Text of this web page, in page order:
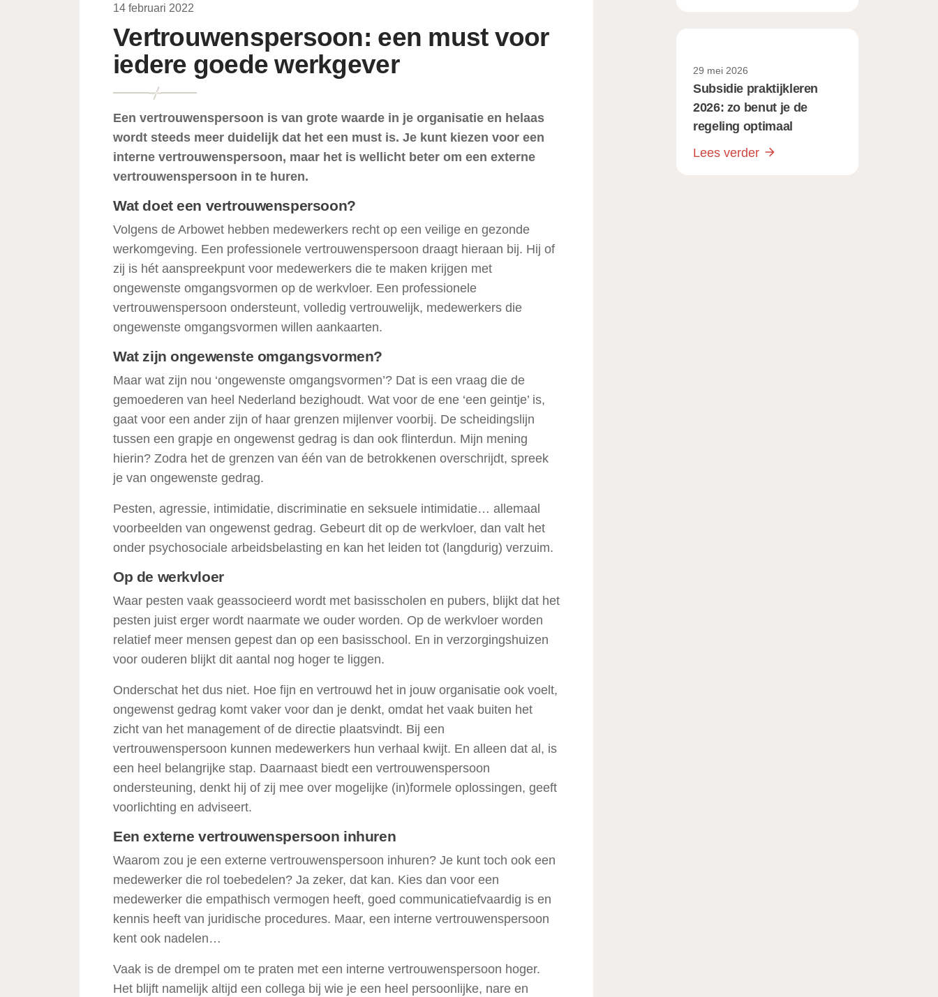
14 februari 2022
Vertrouwenspersoon: een must voor
iedere goede werkgever
Een vertrouwenspersoon is van grote waarde in je organisatie en helaas
wordt steeds meer duidelijk dat het een must is. Je kunt kiezen voor een
interne vertrouwenspersoon, maar het is wellicht beter om een externe
vertrouwenspersoon in te huren.
Wat doet een vertrouwenspersoon?
Volgens de Arbowet hebben medewerkers recht op een veilige en gezonde
werkomgeving. Een professionele vertrouwenspersoon draagt hieraan bij. Hij of
zij is hét aanspreekpunt voor medewerkers die te maken krijgen met
ongewenste omgangsvormen op de werkvloer. Een professionele
vertrouwenspersoon ondersteunt, volledig vertrouwelijk, medewerkers die
ongewenste omgangsvormen willen aankaarten.
Wat zijn ongewenste omgangsvormen?
Maar wat zijn nou ‘ongewenste omgangsvormen’? Dat is een vraag die de
gemoederen van heel Nederland bezighoudt. Wat voor de ene ‘een geintje’ is,
gaat voor een ander zijn of haar grenzen mijlenver voorbij. De scheidingslijn
tussen een grapje en ongewenst gedrag is dan ook flinterdun. Mijn mening
hierin? Zodra het de grenzen van één van de betrokkenen overschrijdt, spreek
je van ongewenste gedrag.
Pesten, agressie, intimidatie, discriminatie en seksuele intimidatie… allemaal
voorbeelden van ongewenst gedrag. Gebeurt dit op de werkvloer, dan valt het
onder psychosociale arbeidsbelasting en kan het leiden tot (langdurig) verzuim.
Op de werkvloer
Waar pesten vaak geassocieerd wordt met basisscholen en pubers, blijkt dat het
pesten juist erger wordt naarmate we ouder worden. Op de werkvloer worden
relatief meer mensen gepest dan op een basisschool. En in verzorgingshuizen
voor ouderen blijkt dit aantal nog hoger te liggen.
Onderschat het dus niet. Hoe fijn en vertrouwd het in jouw organisatie ook voelt,
ongewenst gedrag komt vaker voor dan je denkt, omdat het vaak buiten het
zicht van het management of de directie plaatsvindt. Bij een
vertrouwenspersoon kunnen medewerkers hun verhaal kwijt. En alleen dat al, is
een heel belangrijke stap. Daarnaast biedt een vertrouwenspersoon
ondersteuning, denkt hij of zij mee over mogelijke (in)formele oplossingen, geeft
voorlichting en adviseert.
Een externe vertrouwenspersoon inhuren
Waarom zou je een externe vertrouwenspersoon inhuren? Je kunt toch ook een
medewerker die rol toebedelen? Ja zeker, dat kan. Kies dan voor een
medewerker die empathisch vermogen heeft, goed communicatiefvaardig is en
kennis heeft van juridische procedures. Maar, een interne vertrouwenspersoon
kent ook nadelen…
Vaak is de drempel om te praten met een interne vertrouwenspersoon hoger.
Het blijft namelijk altijd een collega bij wie je een heel persoonlijke, nare en
29 mei 2026
Subsidie praktijkleren
2026: zo benut je de
regeling optimaal
Lees verder